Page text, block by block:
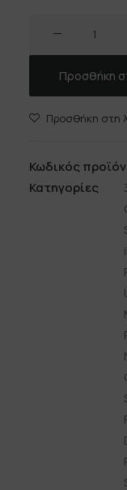
Προσθήκη
Προσθήκη στη
Κωδικός
Κατηγορίες